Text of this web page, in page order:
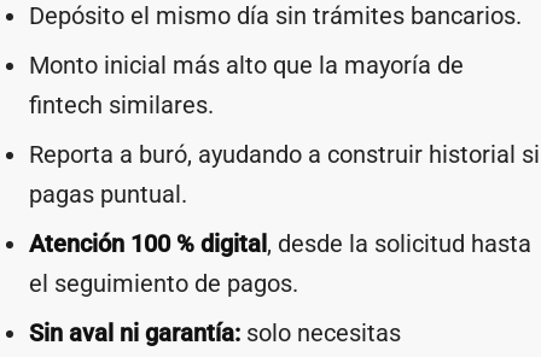
Depósito el mismo día sin trámites bancarios.
Monto inicial más alto que la mayoría de
fintech similares.
Reporta a buró, ayudando a construir historial si
pagas puntual.
Atención 100 % digital, desde la solicitud hasta
el seguimiento de pagos.
Sin aval ni garantía: solo necesitas